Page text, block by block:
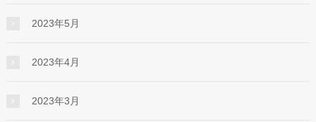
2023年5月
2023年4月
2023年3月